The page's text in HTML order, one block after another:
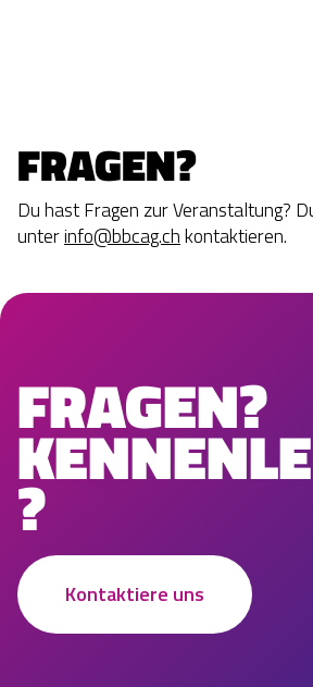
FRAGEN?
Du hast Fragen zur Veranstaltung?
unterinfo@bbcag.chkontaktieren.
FRAGEN?
?
Kontaktiere uns